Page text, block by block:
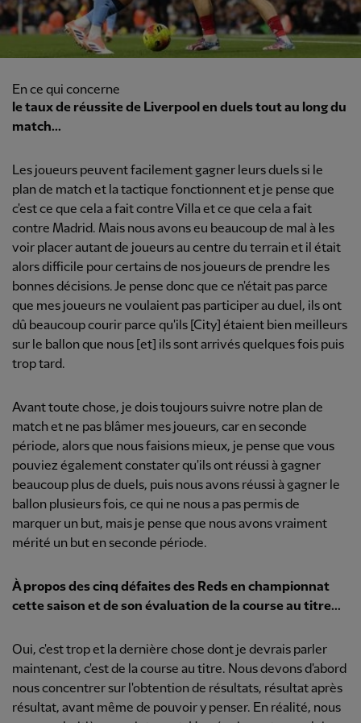
En ce qui concerne
le taux de réussite de Liverpool en duels tout au long du
match...
Les joueurs peuvent facilement gagner leurs duels si le
plan de match et la tactique fonctionnent et je pense que
c'est ce que cela a fait contre Villa et ce que cela a fait
contre Madrid. Mais nous avons eu beaucoup de mal à les
voir placer autant de joueurs au centre du terrain et il était
alors difficile pour certains de nos joueurs de prendre les
bonnes décisions. Je pense donc que ce n'était pas parce
que mes joueurs ne voulaient pas participer au duel, ils ont
dû beaucoup courir parce qu'ils [City] étaient bien meilleurs
sur le ballon que nous [et] ils sont arrivés quelques fois puis
trop tard.
Avant toute chose, je dois toujours suivre notre plan de
match et ne pas blâmer mes joueurs, car en seconde
période, alors que nous faisions mieux, je pense que vous
pouviez également constater qu'ils ont réussi à gagner
beaucoup plus de duels, puis nous avons réussi à gagner le
ballon plusieurs fois, ce qui ne nous a pas permis de
marquer un but, mais je pense que nous avons vraiment
mérité un but en seconde période.
À propos des cinq défaites des Reds en championnat
cette saison et de son évaluation de la course au titre...
Oui, c'est trop et la dernière chose dont je devrais parler
maintenant, c'est de la course au titre. Nous devons d'abord
nous concentrer sur l'obtention de résultats, résultat après
résultat, avant même de pouvoir y penser. En réalité, nous